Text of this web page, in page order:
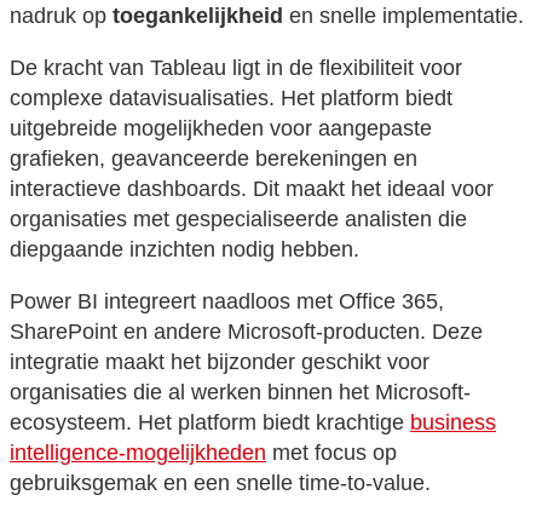
nadruk op toegankelijkheid en snelle implementatie.
De kracht van Tableau ligt in de flexibiliteit voor
complexe datavisualisaties. Het platform biedt
uitgebreide mogelijkheden voor aangepaste
grafieken, geavanceerde berekeningen en
interactieve dashboards. Dit maakt het ideaal voor
organisaties met gespecialiseerde analisten die
diepgaande inzichten nodig hebben.
Power BI integreert naadloos met Office 365,
SharePoint en andere Microsoft-producten. Deze
integratie maakt het bijzonder geschikt voor
organisaties die al werken binnen het Microsoft-
ecosysteem. Het platform biedt krachtige business
intelligence-mogelijkheden met focus op
gebruiksgemak en een snelle time-to-value.